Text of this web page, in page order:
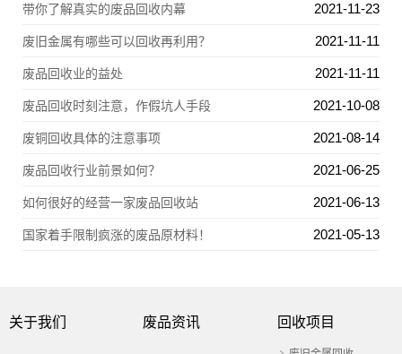
带你了解真实的废品回收内幕 2021-11-23
废旧金属有哪些可以回收再利用？ 2021-11-11
废品回收业的益处 2021-11-11
废品回收时刻注意，作假坑人手段 2021-10-08
废铜回收具体的注意事项 2021-08-14
废品回收行业前景如何？ 2021-06-25
如何很好的经营一家废品回收站 2021-06-13
国家着手限制疯涨的废品原材料！ 2021-05-13
关于我们 废品资讯 回收项目